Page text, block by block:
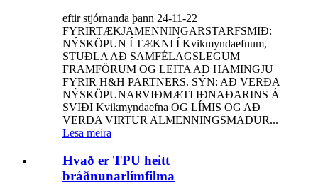
eftir stjórnanda þann 24-11-22
FYRIRTÆKJAMENNINGARSTARFSMIÐ:
NÝSKÖPUN Í TÆKNI Í Kvikmyndaefnum,
STUÐLA AÐ SAMFÉLAGSLEGUM
FRAMFÖRUM OG LEITA AÐ HAMINGJU
FYRIR H&H PARTNERS. SÝN: AÐ VERÐA
NÝSKÖPUNARVIÐMÆTI IÐNAÐARINS Á
SVIÐI Kvikmyndaefna OG LÍMIS OG AÐ
VERÐA VIRTUR ALMENNINGSMAÐUR...
Lesa meira
Hvað er TPU heitt
bráðnunarlímfilma